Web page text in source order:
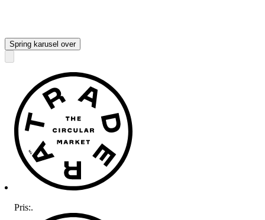
Spring karusel over
Pris:.